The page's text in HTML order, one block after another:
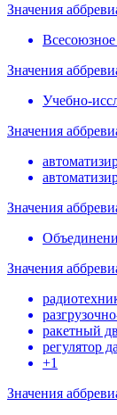
Значения
Значения
Учебно-
Значения
Значения
Значения
ракетный
регулятор
+1
Значения